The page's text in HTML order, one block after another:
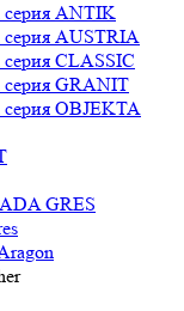
серия ANTIK
серия AUSTRIA
CLASSIC
серия GRANIT
OBJEKTA
GRES